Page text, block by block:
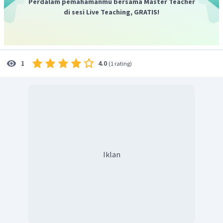
menyentuhkan kertas kobalt kepada uap air hasil
berubah warna menjadi merah jambu.
Jadi, jawaban sesuai dengan uraian di atas.
di sesi Live Teaching, GRATIS!
1 4.0 (1 rating)
Iklan